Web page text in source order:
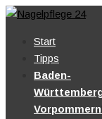
Start
Tipps
Baden-
Vorpommern